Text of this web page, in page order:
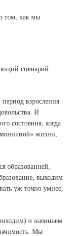
сценарий
взросления
И
состояния, когда
жизни,
образованней,
выходим
уж точно умнее,
и начинаем
Мы